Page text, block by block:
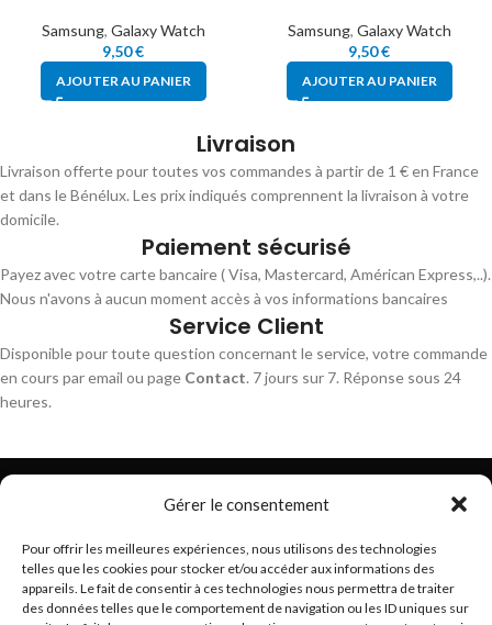
Gérer le consentement
Pour offrir les meilleures expériences, nous utilisons des technologies
telles que les cookies pour stocker et/ou accéder aux informations des
appareils. Le fait de consentir à ces technologies nous permettra de traiter
des données telles que le comportement de navigation ou les ID uniques sur
Samsung, Galaxy Watch
9,50€
AJOUTER AU PANIER
Samsung, Galaxy Watch
9,50€
AJOUTER AU PANIER
Livraison
Livraison offerte pour toutes vos commandes à partir de 1 € en France
et dans le Bénélux. Les prix indiqués comprennent la livraison à votre
domicile.
Paiement sécurisé
Payez avec votre carte bancaire ( Visa, Mastercard, Américan Express,..).
Nous n'avons à aucun moment accès à vos informations bancaires
Service Client
Disponible pour toute question concernant le service, votre commande
en cours par email ou page Contact. 7 jours sur 7. Réponse sous 24
heures.
Trouvez les meilleurs bracelets de montres connectés
hello@braceletsmartwatch.com